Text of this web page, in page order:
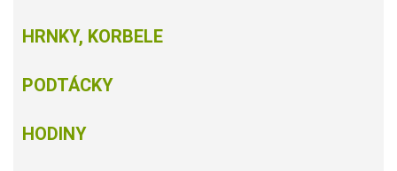
HRNKY, KORBELE
PODTÁCKY
HODINY